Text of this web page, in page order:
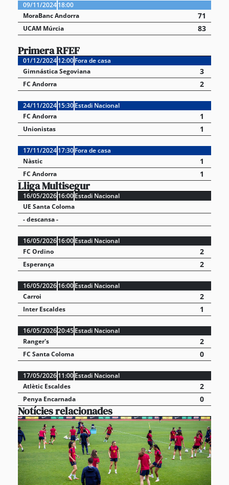
09/11/202418:00
MoraBanc Andorra
71
UCAM Múrcia 83
Primera RFEF
01/12/202412:00Fora de casa
Gimnástica Segoviana
3
FC Andorra 2
24/11/202415:30Estadi Nacional
FC Andorra
1
Unionistas 1
17/11/202417:30Fora de casa
Nàstic
1
FC Andorra 1
Lliga Multisegur
16/05/202616:00Estadi Nacional
UE Santa Coloma
- descansa -
16/05/202616:00Estadi Nacional
FC Ordino
2
Esperança 2
16/05/202616:00Estadi Nacional
Carroi
2
Inter Escaldes 1
16/05/202620:45Estadi Nacional
Ranger's
2
FC Santa Coloma 0
17/05/202611:00Estadi Nacional
Atlètic Escaldes
2
Penya Encarnada 0
Notícies relacionades